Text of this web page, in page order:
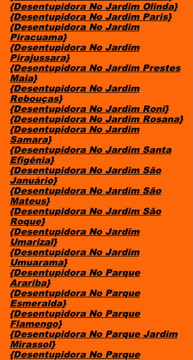
{Desentupidora No Jardim Olinda}
{Desentupidora No Jardim Paris}
{Desentupidora No Jardim
Piracuama}
{Desentupidora No Jardim
Pirajussara}
{Desentupidora No Jardim Prestes
Maia}
{Desentupidora No Jardim
Rebouças}
{Desentupidora No Jardim Roni}
{Desentupidora No Jardim Rosana}
{Desentupidora No Jardim
Samara}
{Desentupidora No Jardim Santa
Efigênia}
{Desentupidora No Jardim São
Januário}
{Desentupidora No Jardim São
Mateus}
{Desentupidora No Jardim São
Roque}
{Desentupidora No Jardim
Umarizal}
{Desentupidora No Jardim
Umuarama}
{Desentupidora No Parque
Arariba}
{Desentupidora No Parque
Esmeralda}
{Desentupidora No Parque
Flamengo}
{Desentupidora No Parque Jardim
Mirassol}
{Desentupidora No Parque